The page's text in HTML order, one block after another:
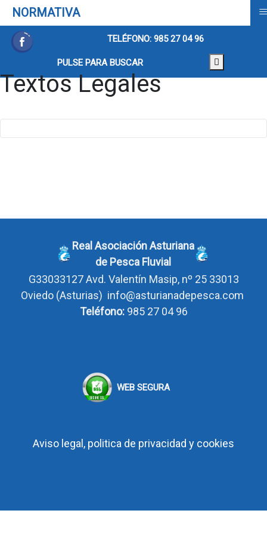
TELÉFONO: 985 27 04 96
PULSE PARA BUSCAR
Textos Legales
Real Asociación Asturiana
de Pesca Fluvial
G33033127Avd. Valentín Masip, nº 25 33013
Oviedo (Asturias) info@asturianadepesca.com
Teléfono:985 27 04 96
WEB SEGURA
Aviso legal, politica de privacidad y cookies
NORMATIVA ≡